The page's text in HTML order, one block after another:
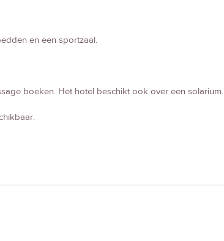
en een sportzaal.
boeken. Het hotel beschikt ook over een solarium.